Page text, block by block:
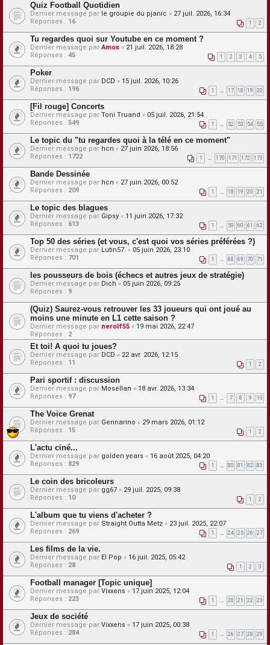
Quiz Football Quotidien
Dernier message par le groupie du pjanic « 27 juil. 2026, 16:34
Réponses : 16 1 2
Tu regardes quoi sur Youtube en ce moment ?
Dernier message par Amos « 21 juil. 2026, 18:28
Réponses : 45 1 2 3 4 5
Poker
Dernier message par DCD « 15 juil. 2026, 10:26
Réponses : 196 1 … 17 18 19 20
[Fil rouge] Concerts
Dernier message par Toni Truand « 05 juil. 2026, 21:54
Réponses : 549 1 … 52 53 54 55
Le topic du "tu regardes quoi à la télé en ce moment"
Dernier message par hcn « 27 juin 2026, 18:56
Réponses : 1722 1 … 170 171 172 173
Bande Dessinée
Dernier message par hcn « 27 juin 2026, 00:52
Réponses : 209 1 … 18 19 20 21
Le topic des blagues
Dernier message par Gipsy « 11 juin 2026, 17:32
Réponses : 613 1 … 59 60 61 62
Top 50 des séries (et vous, c'est quoi vos séries préférées ?)
Dernier message par Lutin57. « 05 juin 2026, 23:10
Réponses : 701 1 … 68 69 70 71
les pousseurs de bois (échecs et autres jeux de stratégie)
Dernier message par Dich « 05 juin 2026, 09:25
Réponses : 9
(Quiz) Saurez-vous retrouver les 33 joueurs qui ont joué au
moins une minute en L1 cette saison ?
Dernier message par nerolf55 « 19 mai 2026, 22:47
Réponses : 2
Et toi! A quoi tu joues?
Dernier message par DCD « 22 avr. 2026, 12:15
Réponses : 11 1 2
Pari sportif : discussion
Dernier message par Mosellan « 18 avr. 2026, 13:34
Réponses : 97 1 … 7 8 9 10
The Voice Grenat
Dernier message par Gennarino « 29 mars 2026, 01:12
Réponses : 15 1 2
L'actu ciné...
Dernier message par golden years « 16 août 2025, 04:20
Réponses : 829 1 … 80 81 82 83
Le coin des bricoleurs
Dernier message par gg67 « 29 juil. 2025, 09:38
Réponses : 10 1 2
L'album que tu viens d'acheter ?
Dernier message par Straight Outta Metz « 23 juil. 2025, 22:07
Réponses : 269 1 … 24 25 26 27
Les films de la vie.
Dernier message par El Pop « 16 juil. 2025, 05:42
Réponses : 28 1 2 3
Football manager [Topic unique]
Dernier message par Vixxens « 17 juin 2025, 12:04
Réponses : 223 1 … 20 21 22 23
Jeux de société
Dernier message par Vixxens « 17 juin 2025, 00:38
Réponses : 284 1 … 26 27 28 29